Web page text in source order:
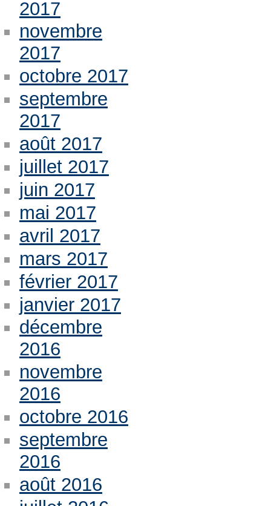
2017
novembre
2017
octobre 2017
septembre
2017
août 2017
juillet 2017
juin 2017
mai 2017
avril 2017
mars 2017
février 2017
janvier 2017
décembre
2016
novembre
2016
octobre 2016
septembre
2016
août 2016